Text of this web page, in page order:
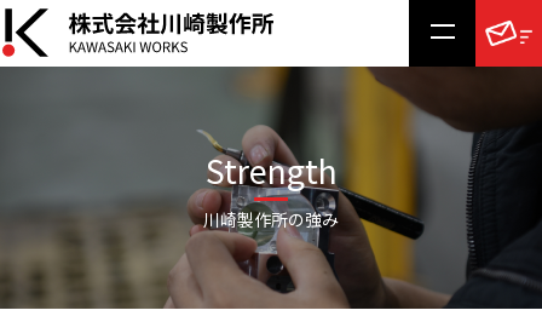
Strength
川崎製作所の強み